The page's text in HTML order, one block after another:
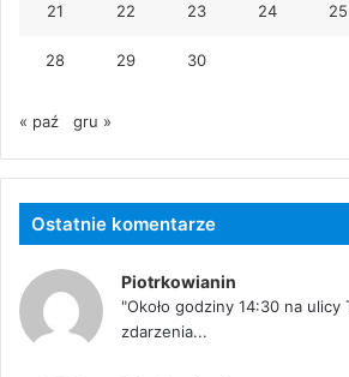
21 22 23 24 25
28 29 30
« paź gru »
Ostatnie komentarze
Piotrkowianin
"Około godziny 14:30 na ulicy
zdarzenia...